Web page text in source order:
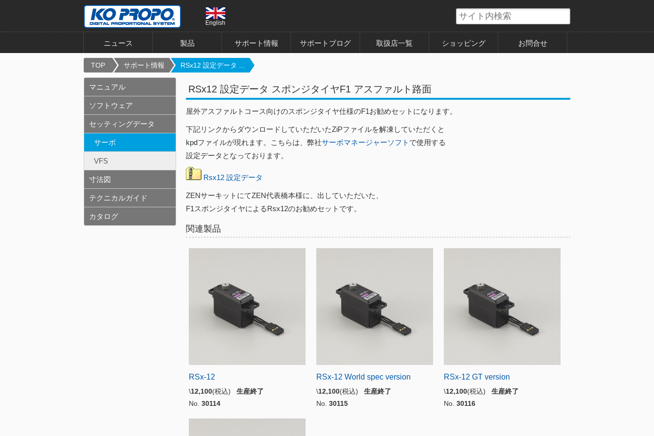
English
ニュース 製品 サポート情報 サポートブログ 取扱店一覧 ショッピング お問合せ
TOP サポート情報 RSx12 設定データ ...
RSx12 設定データ スポンジタイヤF1 アスファルト路面
屋外アスファルトコース向けのスポンジタイヤ仕様のF1お勧めセットになります。
下記リンクからダウンロードしていただいたZiPファイルを解凍していただくと
kpdファイルが現れます。こちらは、弊社サーボマネージャーソフト で使用する
設定データとなっております。
Rsx12 設定データ
ZENサーキットにてZEN代表橋本様に、出していただいた、
F1スポンジタイヤによるRsx12のお勧めセットです。
関連製品
RSx-12
\12,100(税込) 生産終了
No. 30114
RSx-12 World spec version
\12,100(税込) 生産終了
No. 30115
RSx-12 GT version
\12,100(税込) 生産終了
No. 30116
マニュアル
ソフトウェア
セッティングデータ
サーボ
VFS
寸法図
テクニカルガイド
カタログ